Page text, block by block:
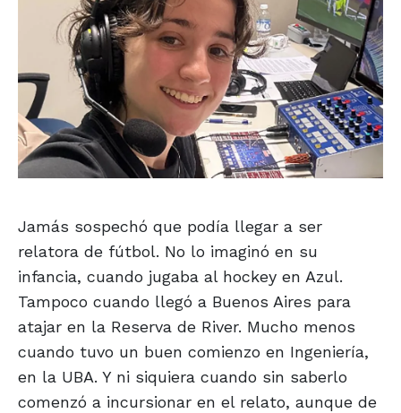
Jamás sospechó que podía llegar a ser
relatora de fútbol. No lo imaginó en su
infancia, cuando jugaba al hockey en Azul.
Tampoco cuando llegó a Buenos Aires para
atajar en la Reserva de River. Mucho menos
cuando tuvo un buen comienzo en Ingeniería,
en la UBA. Y ni siquiera cuando sin saberlo
comenzó a incursionar en el relato, aunque de